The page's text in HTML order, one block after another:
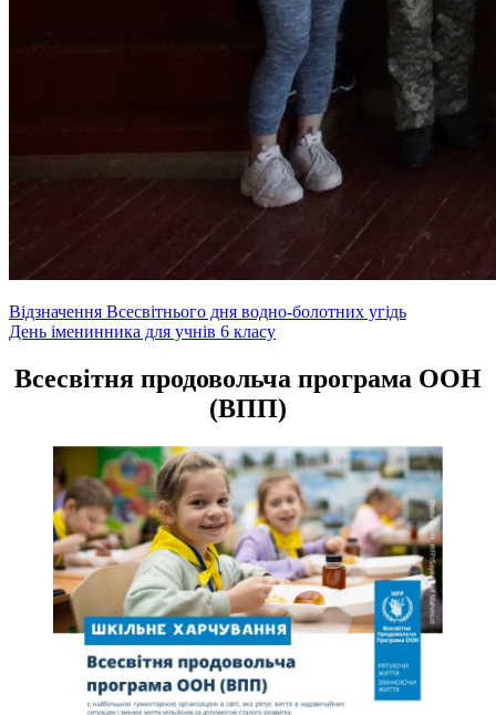
Навігація
записів
Відзначення Всесвітнього дня водно-болотних угідь
День іменинника для учнів 6 класу
Всесвітня продовольча програма ООН
(ВПП)